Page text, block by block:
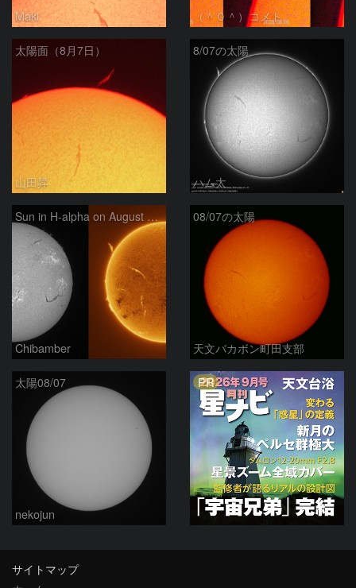
Maki （＾０＾）コメト
太陽面（8月7日）
山田昇
8/07の太陽
ハム太
Sun in H-alpha on August 7, 2026
Chibamber
08/07の太陽
天文バカボン町田支部
太陽08/07
nekojun
PR
サイトマップ